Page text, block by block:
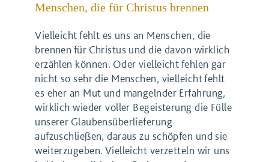
Menschen, die für Christus brennen
Vielleicht fehlt es uns an Menschen, die
brennen für Christus und die davon wirklich
erzählen können. Oder vielleicht fehlen gar
nicht so sehr die Menschen, vielleicht fehlt
es eher an Mut und mangelnder Erfahrung,
wirklich wieder voller Begeisterung die Fülle
unserer Glaubensüberlieferung
aufzuschließen, daraus zu schöpfen und sie
weiterzugeben. Vielleicht verzetteln wir uns